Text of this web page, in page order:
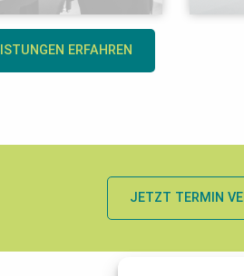
ERFAHREN
JETZT TERMIN